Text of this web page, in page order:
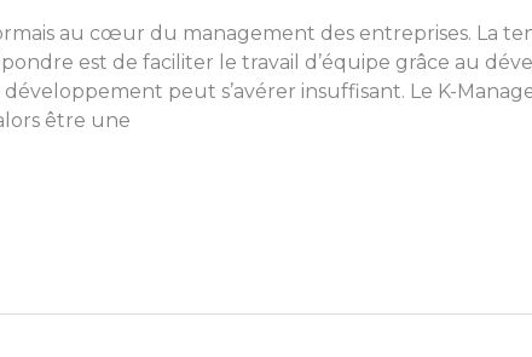
au cœur du management des entreprises. La
est de faciliter le travail d’équipe grâce au
développement peut s’avérer insuffisant. Le K-
être une